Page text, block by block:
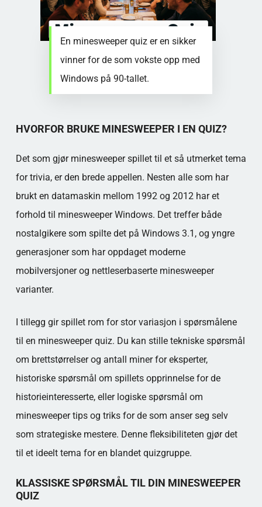
En minesweeper quiz er en sikker
vinner for de som vokste opp med
Windows på 90-tallet.
HVORFOR BRUKE MINESWEEPER I EN QUIZ?
Det som gjør minesweeper spillet til et så utmerket tema
for trivia, er den brede appellen. Nesten alle som har
brukt en datamaskin mellom 1992 og 2012 har et
forhold til minesweeper Windows. Det treffer både
nostalgikere som spilte det på Windows 3.1, og yngre
generasjoner som har oppdaget moderne
mobilversjoner og nettleserbaserte minesweeper
varianter.
I tillegg gir spillet rom for stor variasjon i spørsmålene
til en minesweeper quiz. Du kan stille tekniske spørsmål
om brettstørrelser og antall miner for eksperter,
historiske spørsmål om spillets opprinnelse for de
historieinteresserte, eller logiske spørsmål om
minesweeper tips og triks for de som anser seg selv
som strategiske mestere. Denne fleksibiliteten gjør det
til et ideelt tema for en blandet quizgruppe.
KLASSISKE SPØRSMÅL TIL DIN MINESWEEPER
QUIZ